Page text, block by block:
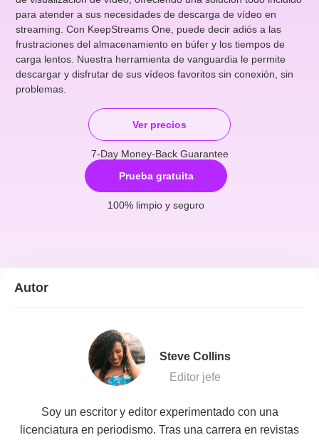
para atender a sus necesidades de descarga de vídeo en
streaming. Con KeepStreams One, puede decir adiós a las
frustraciones del almacenamiento en búfer y los tiempos de
carga lentos. Nuestra herramienta de vanguardia le permite
descargar y disfrutar de sus vídeos favoritos sin conexión, sin
problemas.
Prueba gratuita
100% limpio y seguro
Ver precios
7-Day Money-Back Guarantee
Autor
Steve Collins
Editor jefe
Soy un escritor y editor experimentado con una
licenciatura en periodismo. Tras una carrera en revistas